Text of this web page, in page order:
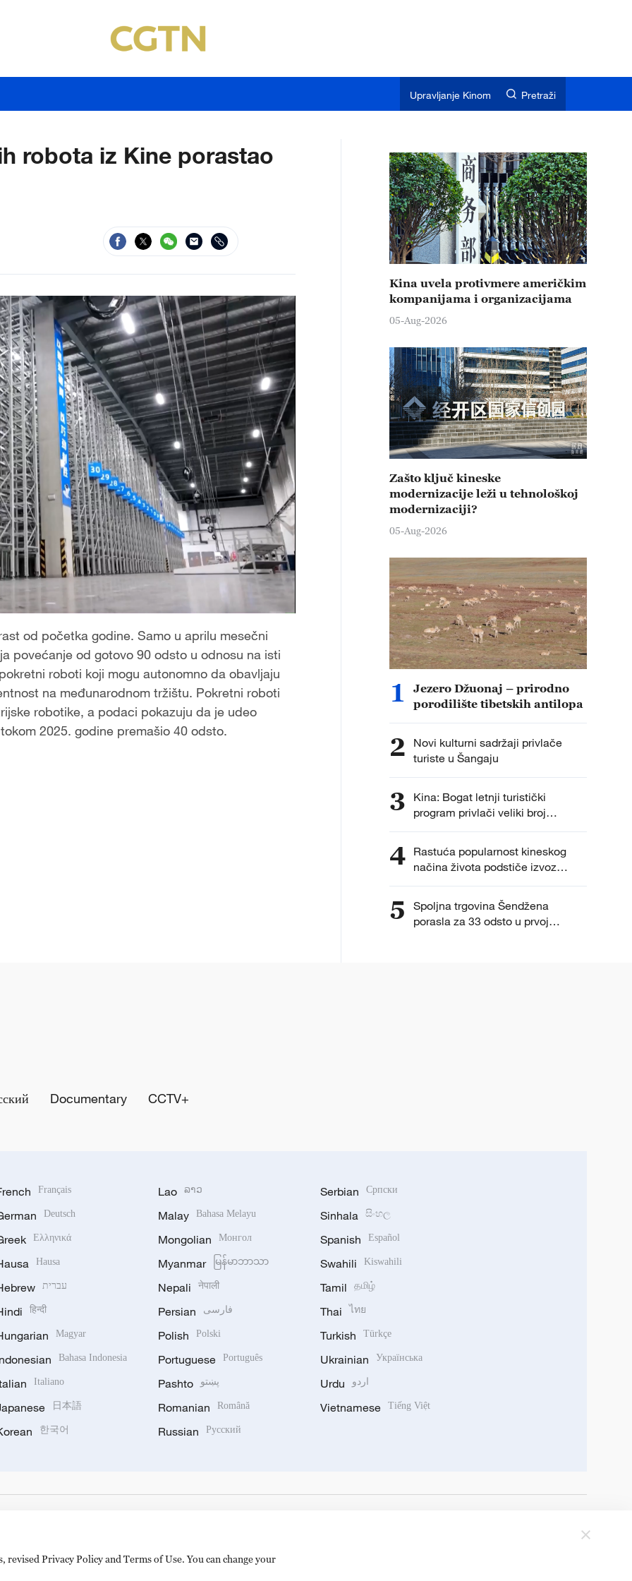
Upravljanje Kinom Pretraži
robota iz Kine porastao
od početka godine. Samo u aprilu mesečni
povećanje od gotovo 90 odsto u odnosu na isti
roboti koji mogu autonomno da obavljaju
na međunarodnom tržištu. Pokretni roboti
robotike, a podaci pokazuju da je udeo
2025. godine premašio 40 odsto.
Kina uvela protivmere američkim
kompanijama i organizacijama
05-Aug-2026
Zašto ključ kineske
modernizacije leži u tehnološkoj
modernizaciji?
05-Aug-2026
1
Jezero Džuonaj – prirodno
porodilište tibetskih antilopa
2
Novi kulturni sadržaji privlače
turiste u Šangaju
3
Kina: Bogat letnji turistički
program privlači veliki broj
posetilaca
4 Rastuća popularnost kineskog
načina života podstiče izvoz
kineskih proizvoda
5
Spoljna trgovina Šendžena
porasla za 33 odsto u prvoj
Documentary CCTV+
Français
Deutsch
Ελληνικά
Hausa
עברית
हिन्दी
Magyar
Bahasa Indonesia
Italiano
日本語
한국어
Lao ລາວ
Malay Bahasa Melayu
Mongolian Монгол
Myanmar မြန်မာဘာသာ
Nepali नेपाली
Persian فارسی
Polish Polski
Portuguese Português
Pashto پښتو
Romanian Română
Russian Русский
Serbian Српски
Sinhala සිංහල
Spanish Español
Swahili Kiswahili
Tamil தமிழ்
Thai ไทย
Turkish Türkçe
Ukrainian Українська
Urdu اردو
Vietnamese Tiếng Việt
Privacy Policy and Terms of Use. You can change your